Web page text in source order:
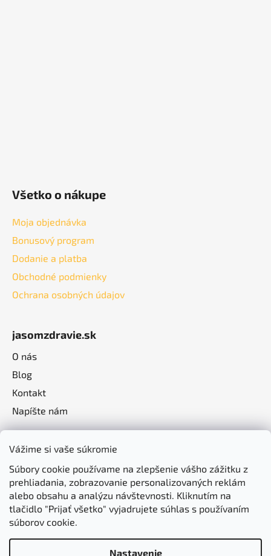
Vážime si vaše súkromie
Súbory cookie používame na zlepšenie vášho zážitku z
prehliadania, zobrazovanie personalizovaných reklám
alebo obsahu a analýzu návštevnosti. Kliknutím na
tlačidlo "Prijať všetko" vyjadrujete súhlas s používaním
súborov cookie.
Nastavenie
Všetko o nákupe
Moja objednávka
Bonusový program
Dodanie a platba
Obchodné podmienky
Ochrana osobných údajov
jasomzdravie.sk
O nás
Blog
Kontakt
Napíšte nám